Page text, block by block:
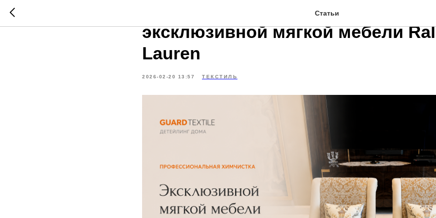
Статьи
Профессиональная химчистка
эксклюзивной мягкой мебели
Lauren
2026-02-20 13:57 ТЕКСТИЛЬ